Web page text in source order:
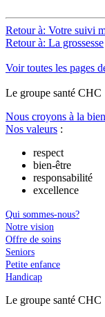
Retour à: Votre suivi
Retour à: La grossesse
Voir toutes les pages
Le groupe santé CHC
Nous croyons à la
Nos valeurs :
respect
bien-être
responsabilité
excellence
Qui sommes-nous?
Notre vision
Offre de soins
Seniors
Petite enfance
Handicap
Le groupe santé CHC